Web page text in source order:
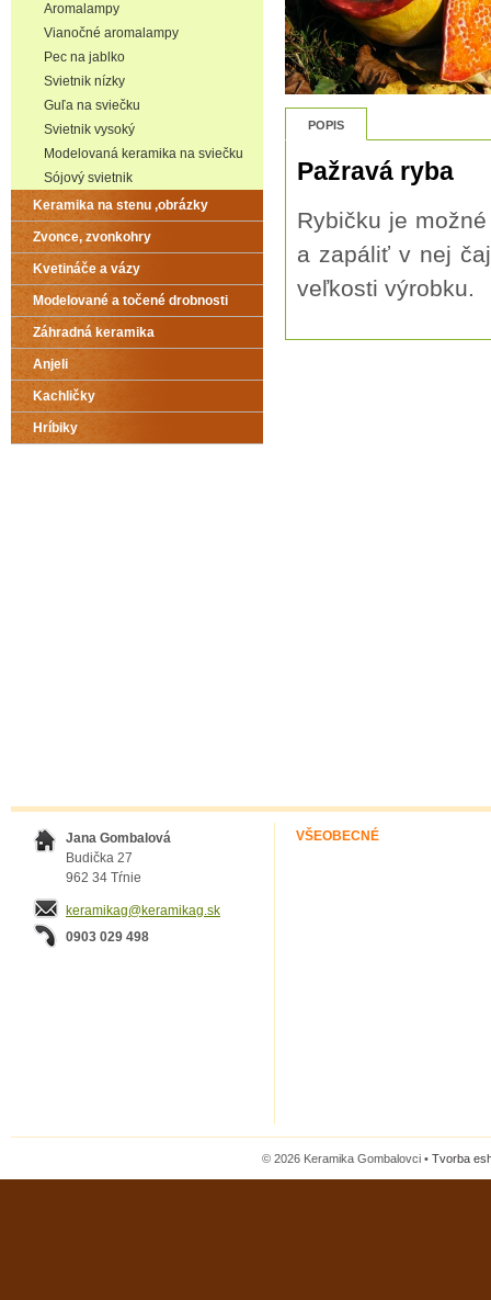
POPIS
Pažravá ryba
Rybičku je
a zapáliť v nej
veľkosti výrobku.
Aromalampy
Vianočné aromalampy
Pec na jablko
Svietnik nízky
Guľa na sviečku
Svietnik vysoký
Modelovaná keramika na sviečku
Sójový svietnik
Keramika na stenu ,obrázky
Zvonce, zvonkohry
Kvetináče a vázy
Modelované a točené drobnosti
Záhradná keramika
Anjeli
Kachličky
Hríbiky
Jana Gombalová
Budička 27
962 34 Tŕnie
keramikag@keramikag.sk
0903 029 498
VŠEOBECNÉ
© 2026 Keramika Gombalovci • Tvorba